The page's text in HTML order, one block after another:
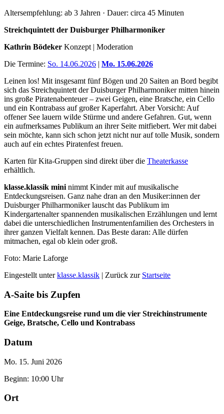
Altersempfehlung: ab 3 Jahren · Dauer: circa 45 Minuten
Streichquintett der Duisburger Philharmoniker
Kathrin Bödeker Konzept | Moderation
Die Termine: So. 14.06.2026 | Mo. 15.06.2026
Leinen los! Mit insgesamt fünf Bögen und 20 Saiten an Bord begibt
sich das Streichquintett der Duisburger Philharmoniker mitten hinein
ins große Piratenabenteuer – zwei Geigen, eine Bratsche, ein Cello
und ein Kontrabass auf großer Kaperfahrt. Aber Vorsicht: Auf
offener See lauern wilde Stürme und andere Gefahren. Gut, wenn
ein aufmerksames Publikum an ihrer Seite mitfiebert. Wer mit dabei
sein möchte, kann sich schon jetzt nicht nur auf tolle Musik, sondern
auch auf ein echtes Piratenfest freuen.
Karten für Kita-Gruppen sind direkt über die Theaterkasse
erhältlich.
klasse.klassik mini nimmt Kinder mit auf musikalische
Entdeckungsreisen. Ganz nahe dran an den Musiker:innen der
Duisburger Philharmoniker lauscht das Publikum im
Kindergartenalter spannenden musikalischen Erzählungen und lernt
dabei die unterschiedlichen Instrumentenfamilien des Orchesters in
ihrer ganzen Vielfalt kennen. Das Beste daran: Alle dürfen
mitmachen, egal ob klein oder groß.
Foto: Marie Laforge
Eingestellt unterklasse.klassik | Zurück zur Startseite
A-Saite bis Zupfen
Eine Entdeckungsreise rund um die vier Streichinstrumente
Geige, Bratsche, Cello und Kontrabass
Datum
Mo. 15. Juni 2026
Beginn: 10:00 Uhr
Ort